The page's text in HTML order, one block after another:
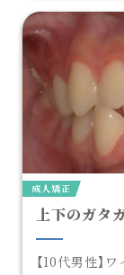
成人矯正
上下のガタ
【10代男性】